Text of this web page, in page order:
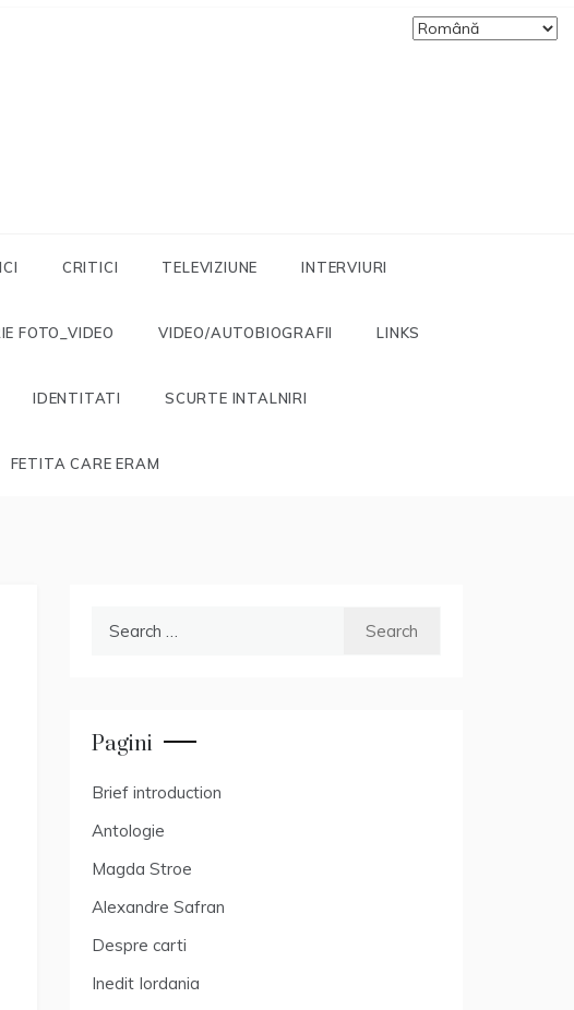
CRITICI TELEVIZIUNE INTERVIURI
FOTO_VIDEO VIDEO/AUTOBIOGRAFII LINKS
IDENTITATI SCURTE INTALNIRI
FETITA CARE ERAM
Pagini
Brief introduction
Antologie
Magda Stroe
Alexandre Safran
Despre carti
Inedit Iordania